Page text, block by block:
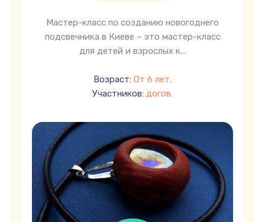
Мастер-класс по созданию новогоднего
подсвечника в Киеве – это мастер-класс
для детей и взрослых к...
Возраст: От 6 лет.
Участников: догов.